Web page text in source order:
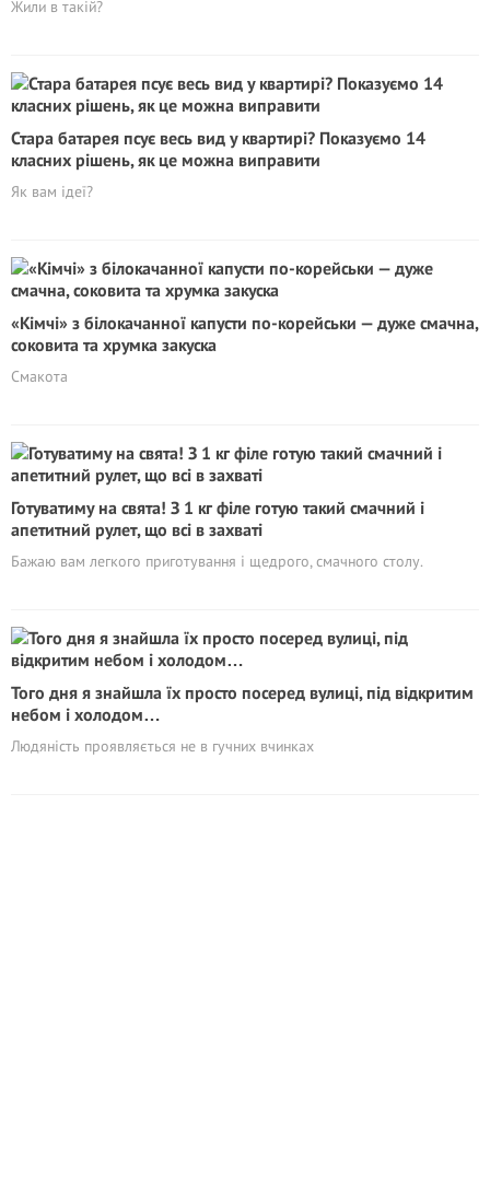
Жили в такій?
Стара батарея псує весь вид у квартирі? Показуємо 14
класних рішень, як це можна виправити
Як вам ідеї?
«Кімчі» з білокачанної капусти по-корейськи — дуже смачна,
соковита та хрумка закуска
Смакота
Готуватиму на свята! З 1 кг філе готую такий смачний і
апетитний рулет, що всі в захваті
Бажаю вам легкого приготування і щедрого, смачного столу.
Того дня я знайшла їх просто посеред вулиці, під відкритим
небом і холодом…
Людяність проявляється не в гучних вчинках